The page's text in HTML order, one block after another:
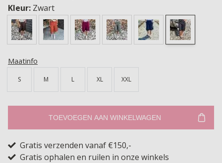
Kleur: Zwart
Maatinfo
S M L XL XXL
TOEVOEGEN AAN WINKELWAGEN
Gratis verzenden vanaf €150,-
Gratis ophalen en ruilen in onze winkels